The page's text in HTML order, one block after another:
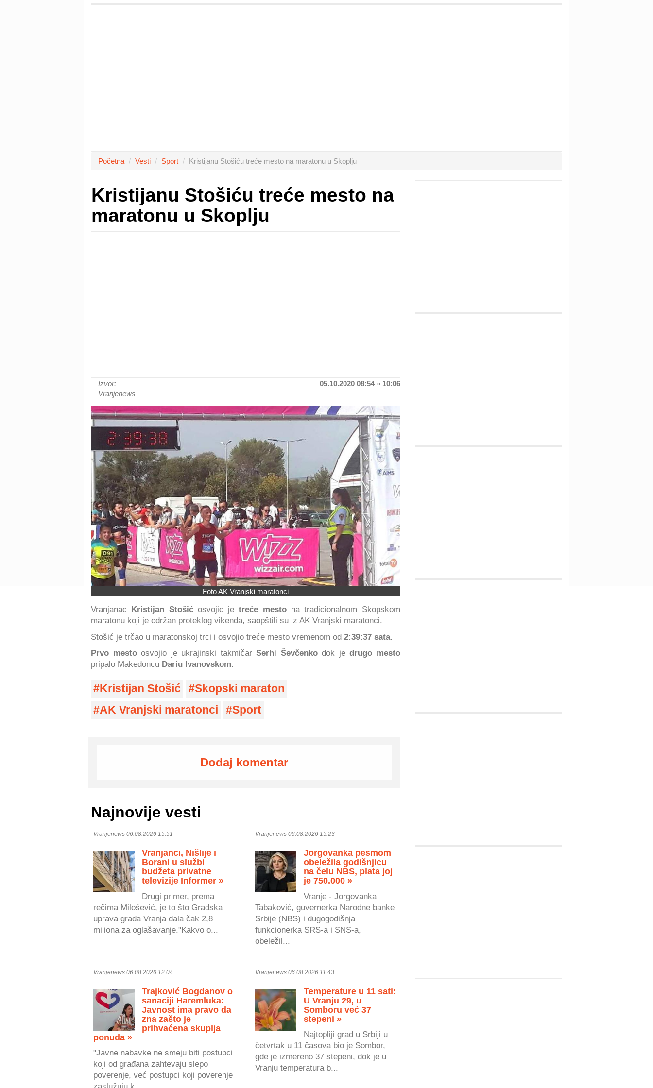
Početna Vesti Sport Kristijanu Stošiću treće mesto na maratonu u Skoplju
Kristijanu Stošiću treće mesto na
maratonu u Skoplju
Izvor:
Vranjenews
05.10.2020 08:54 » 10:06
Foto AK Vranjski maratonci
Vranjanac Kristijan Stošićosvojio je treće mestona tradicionalnom Skopskom
maratonu koji je održan proteklog vikenda, saopštili su iz AK Vranjski maratonci.
Stošić je trčao u maratonskoj trci i osvojio treće mesto vremenom od 2:39:37 sata.
Prvo mestoosvojio je ukrajinski takmičarSerhi Ševčenkodok jedrugo mesto
pripalo Makedoncu Dariu Ivanovskom.
Kristijan Stošić
Skopski maraton
AK Vranjski maratonci
Sport
Dodaj komentar
Najnovije vesti
Vranjenews 06.08.2026 15:51
Vranjanci, Nišlije i
Borani u službi
budžeta privatne
televizije Informer »
Drugi primer, prema
rečima Milošević, je to što Gradska
uprava grada Vranja dala čak 2,8
miliona za oglašavanje."Kakvo o...
Vranjenews 06.08.2026 15:23
Jorgovanka pesmom
obeležila godišnjicu
na čelu NBS, plata joj
je 750.000 »
Vranje - Jorgovanka
Tabaković, guvernerka Narodne banke
Srbije (NBS) i dugogodišnja
funkcionerka SRS-a i SNS-a,
obeležil...
Vranjenews 06.08.2026 12:04
Trajković Bogdanov o
sanaciji Haremluka:
Javnost ima pravo da
zna zašto je
prihvaćena skuplja
ponuda »
"Javne nabavke ne smeju biti postupci
koji od građana zahtevaju slepo
poverenje, već postupci koji poverenje
zaslužuju k...
Vranjenews 06.08.2026 11:43
Temperature u 11 sati:
U Vranju 29, u
Somboru već 37
stepeni »
Najtopliji grad u Srbiji u
četvrtak u 11 časova bio je Sombor,
gde je izmereno 37 stepeni, dok je u
Vranju temperatura b...